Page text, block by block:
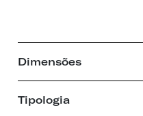
Dimensões
Tipologia